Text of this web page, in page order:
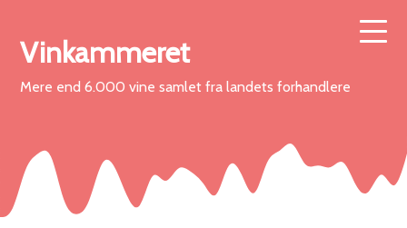
Vinkammeret
Mere end 6.000 vine samlet fra landets forhandlere